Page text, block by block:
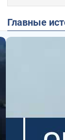
Главные